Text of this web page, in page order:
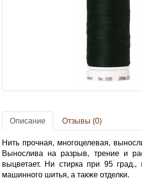
Описание Отзывы (0)
Нить прочная, многоцелевая,
Вынослива на разрыв, трение и
выцветает. Ни стирка при 95 град.,
машинного шитья, а также отделки.